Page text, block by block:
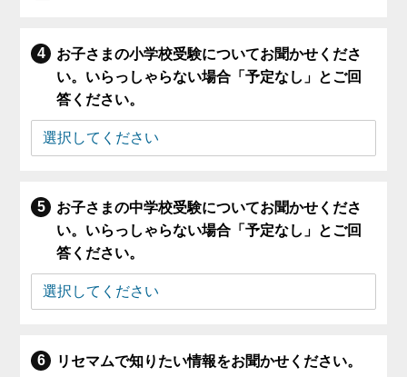
お子さまの小学校受験についてお聞かせくださ
い。いらっしゃらない場合「予定なし」とご回
答ください。
お子さまの中学校受験についてお聞かせくださ
い。いらっしゃらない場合「予定なし」とご回
答ください。
リセマムで知りたい情報をお聞かせください。